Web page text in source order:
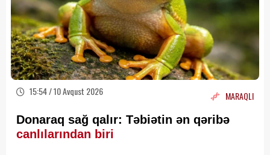
15:54 / 10 Avqust 2026 MARAQLI
Donaraq sağ qalır: Təbiətin ən qəribə
canlılarından biri